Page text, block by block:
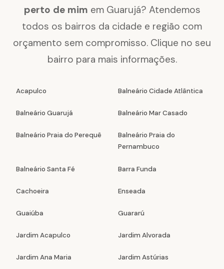
perto de mim em Guarujá? Atendemos
todos os bairros da cidade e região com
orçamento sem compromisso. Clique no seu
bairro para mais informações.
Acapulco Balneário Cidade Atlântica
Balneário Guarujá Balneário Mar Casado
Balneário Praia do Perequê
Balneário Praia do
Pernambuco
Balneário Santa Fé Barra Funda
Cachoeira Enseada
Guaiúba Guararú
Jardim Acapulco Jardim Alvorada
Jardim Ana Maria Jardim Astúrias